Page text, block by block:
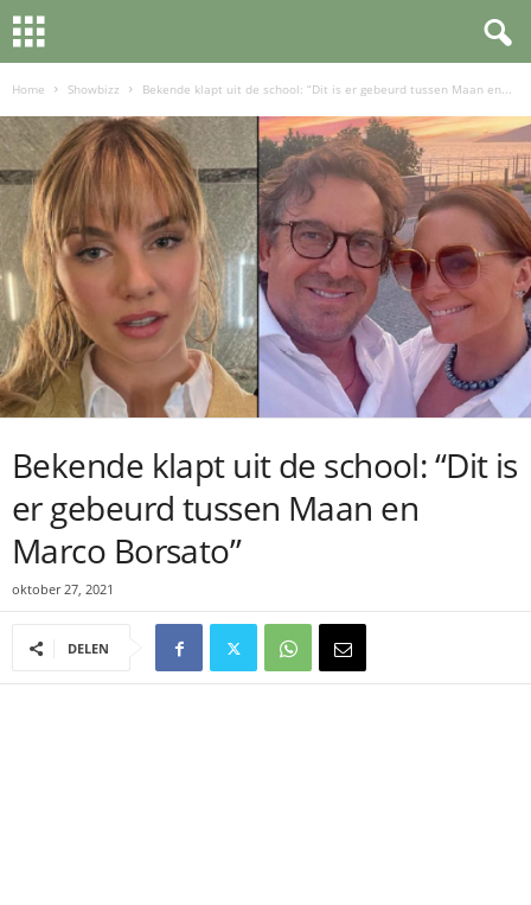
Home Showbizz Bekende klapt uit de school: “Dit is er gebeurd tussen Maan en...
Bekende klapt uit de school: “Dit is
er gebeurd tussen Maan en
Marco Borsato”
oktober 27, 2021
DELEN